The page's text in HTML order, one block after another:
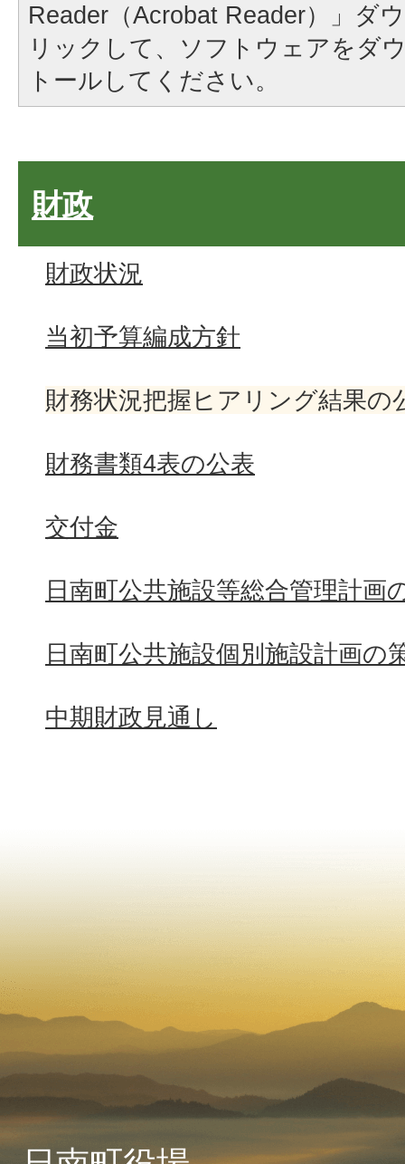
Reader（Acrobat Reader）」ダ
リックして、ソフトウェアをダ
トールしてください。
財政
財政状況
当初予算編成方針
財務状況把握ヒアリング結果の
財務書類4表の公表
交付金
日南町公共施設等総合管理計画
日南町公共施設個別施設計画の
中期財政見通し